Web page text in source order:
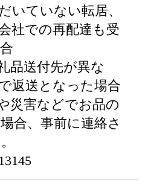
いていない転居、
社での再配達も受
品送付先が異な
返送となった場合
災害などでお品の
合、事前に連絡さ